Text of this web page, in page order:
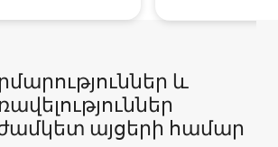
և
այցերի համար